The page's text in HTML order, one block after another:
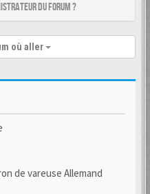
du forum ?
où aller
de vareuse Allemand